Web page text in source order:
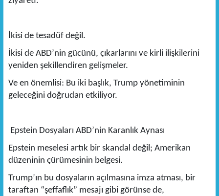
İkisi de tesadüf değil.
İkisi de ABD’nin gücünü, çıkarlarını ve kirli ilişkilerini
yeniden şekillendiren gelişmeler.
Ve en önemlisi: Bu iki başlık, Trump yönetiminin
geleceğini doğrudan etkiliyor.
Epstein Dosyaları ABD’nin Karanlık Aynası
Epstein meselesi artık bir skandal değil; Amerikan
düzeninin çürümesinin belgesi.
Trump’ın bu dosyaların açılmasına imza atması, bir
taraftan “şeffaflık” mesajı gibi görünse de,